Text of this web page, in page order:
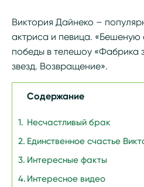
Виктория Дайнеко –
актриса и певица. «Бешеную
победы в телешоу «Фабрика
звезд. Возвращение».
Содержание
Несчастливый брак
Единственное счастье
Интересные факты
Интересное видео